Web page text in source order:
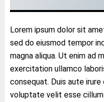
Lorem ipsum dolor sit
sed do eiusmod tempor
magna aliqua. Ut enim ad
exercitation ullamco
consequat. Duis aute
voluptate velit esse